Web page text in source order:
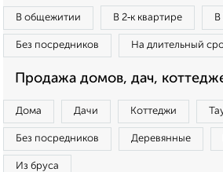
В общежитии В 2‑к квартире В
Без посредников На длительный
Продажа домов, дач,
Дома Дачи Коттеджи
Без посредников Деревянные
Из бруса